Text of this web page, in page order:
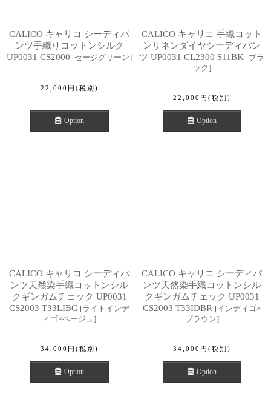
CALICO キャリコ シーディパ
ンツ手織りコットンシルク
UP0031 CS2000 [セージグリーン]
22,000 円 (税別)
Option
CALICO キャリコ 手織コット
ンリネンダイヤシーディパン
ツ UP0031 CL2300 S11BK [ブラ
ック]
22,000 円 (税別)
Option
CALICO キャリコ シーディパ
ンツ天然染手織コットンシル
クギンガムチェック UP0031
CS2003 T33LIBG [ライトインデ
ィゴ×ベージュ ]
34,000 円 (税別)
Option
CALICO キャリコ シーディパ
ンツ天然染手織コットンシル
クギンガムチェック UP0031
CS2003 T33IDBR [インディゴ×
ブラウン]
34,000 円 (税別)
Option